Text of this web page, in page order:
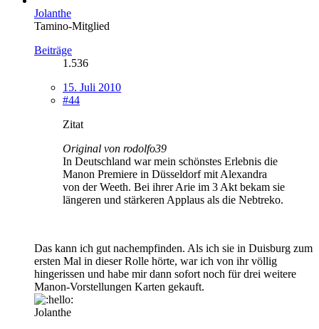
Jolanthe
Tamino-Mitglied
Beiträge
1.536
15. Juli 2010
#44
Zitat
Original von rodolfo39
In Deutschland war mein schönstes Erlebnis die
Manon Premiere in Düsseldorf mit Alexandra
von der Weeth. Bei ihrer Arie im 3 Akt bekam sie
längeren und stärkeren Applaus als die Nebtreko.
Das kann ich gut nachempfinden. Als ich sie in Duisburg zum
ersten Mal in dieser Rolle hörte, war ich von ihr völlig
hingerissen und habe mir dann sofort noch für drei weitere
Manon-Vorstellungen Karten gekauft.
Jolanthe